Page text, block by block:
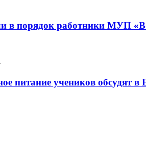
в порядок работники МУП
питание учеников обсудят в